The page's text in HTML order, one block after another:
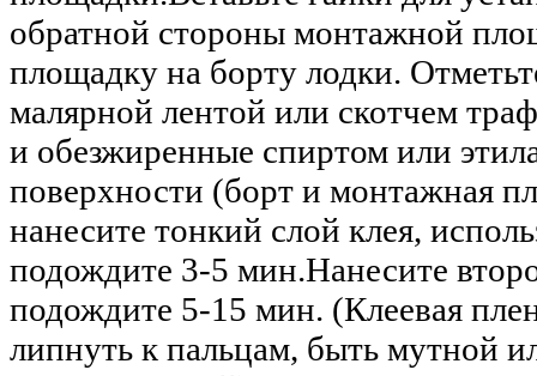
обратной стороны монтажной
площадку на борту лодки.
малярной лентой или скотчем
и обезжиренные спиртом или
поверхности (борт и монтажная
нанесите тонкий слой клея,
подождите 3-5 мин.Нанесите
подождите 5-15 мин. (Клеевая
липнуть к пальцам, быть мутной